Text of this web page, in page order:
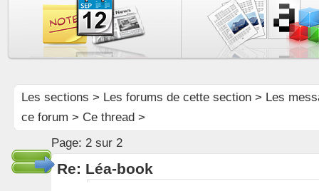
Les sections > Les forums de cette section> Les
ce forum > Ce thread >
Page: 2 sur 2
Re: Léa-book